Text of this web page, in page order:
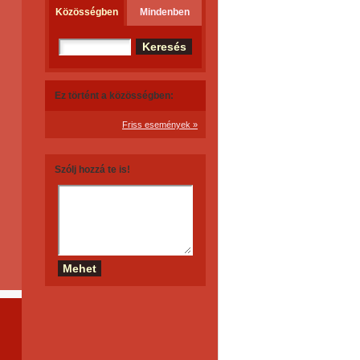
Közösségben Mindenben
Ez történt a közösségben:
Friss események »
Szólj hozzá te is!